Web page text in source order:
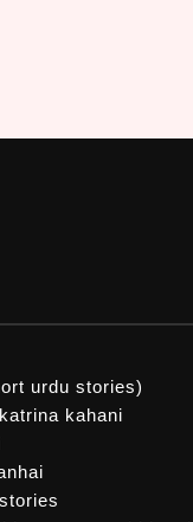
urdu stories)
kahani